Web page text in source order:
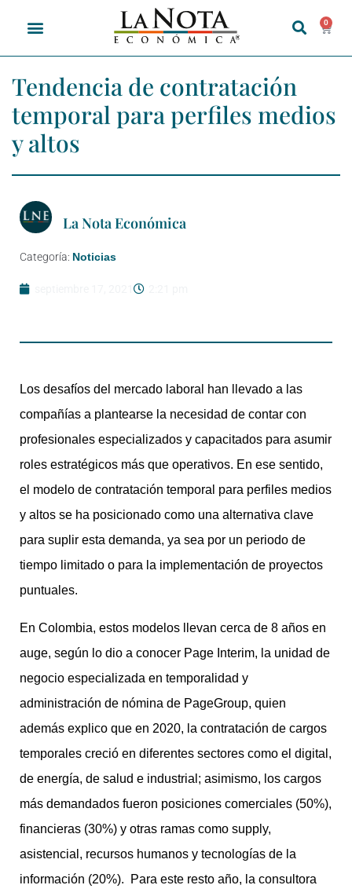
0
Tendencia de contratación
temporal para perfiles medios
y altos
La Nota Económica
Categoría: Noticias
Los desafíos del mercado laboral han llevado a las
compañías a plantearse la necesidad de contar con
profesionales especializados y capacitados para asumir
roles estratégicos más que operativos. En ese sentido,
el modelo de contratación temporal para perfiles medios
y altos se ha posicionado como una alternativa clave
para suplir esta demanda, ya sea por un periodo de
tiempo limitado o para la implementación de proyectos
puntuales.
En Colombia, estos modelos llevan cerca de 8 años en
auge, según lo dio a conocer Page Interim, la unidad de
negocio especializada en temporalidad y
administración de nómina de PageGroup, quien
además explico que en 2020, la contratación de cargos
temporales creció en diferentes sectores como el digital,
de energía, de salud e industrial; asimismo, los cargos
más demandados fueron posiciones comerciales (50%),
financieras (30%) y otras ramas como supply,
asistencial, recursos humanos y tecnologías de la
información (20%). Para este resto año, la consultora